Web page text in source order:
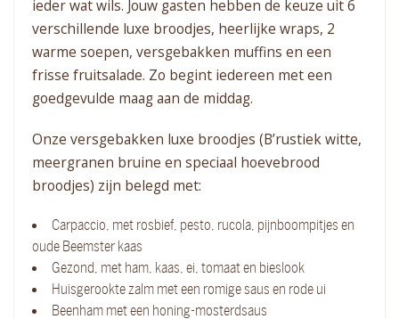
ieder wat wils. Jouw gasten hebben de keuze uit 6
verschillende luxe broodjes, heerlijke wraps, 2
warme soepen, versgebakken muffins en een
frisse fruitsalade. Zo begint iedereen met een
goedgevulde maag aan de middag.
Onze versgebakken luxe broodjes (B’rustiek witte,
meergranen bruine en speciaal hoevebrood
broodjes) zijn belegd met:
Carpaccio, met rosbief, pesto, rucola, pijnboompitjes en
oude Beemster kaas
Gezond, met ham, kaas, ei, tomaat en bieslook
Huisgerookte zalm met een romige saus en rode ui
Beenham met een honing-mosterdsaus